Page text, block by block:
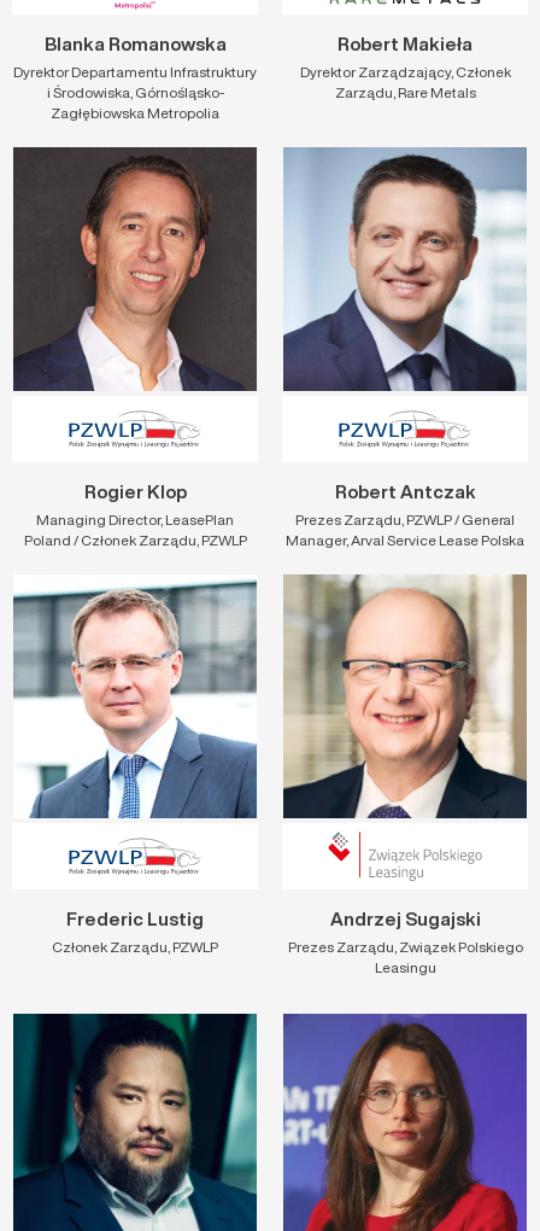
Blanka Romanowska
Dyrektor Departamentu Infrastruktury
i Środowiska, Górnośląsko-
Zagłębiowska Metropolia
Robert Makieła
Dyrektor Zarządzający, Członek
Zarządu, Rare Metals
Rogier Klop
Managing Director, LeasePlan
Poland / Członek Zarządu, PZWLP
Robert Antczak
Prezes Zarządu, PZWLP / General
Manager, Arval Service Lease Polska
Frederic Lustig
Członek Zarządu, PZWLP
Andrzej Sugajski
Prezes Zarządu, Związek Polskiego
Leasingu